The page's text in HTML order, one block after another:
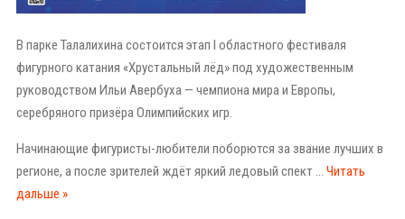
В парке Талалихина состоится этап I областного фестиваля
фигурного катания «Хрустальный лёд» под художественным
руководством Ильи Авербуха — чемпиона мира и Европы,
серебряного призёра Олимпийских игр.
Начинающие фигуристы-любители поборются за звание лучших в
регионе, а после зрителей ждёт яркий ледовый спект ... Читать
дальше »